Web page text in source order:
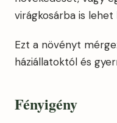
virágkosárba is lehet
Ezt a növényt
háziállatoktól és
Fényigény